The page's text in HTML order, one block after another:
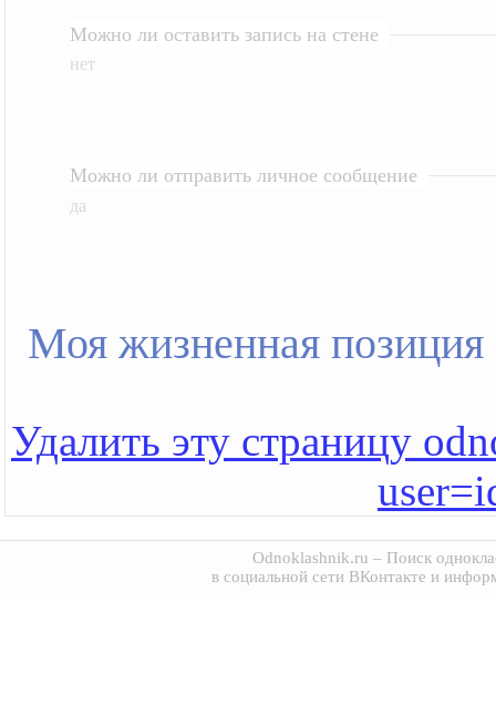
Можно ли оставить запись на стене
нет
Можно ли отправить личное сообщение
да
Моя жизненная позиция
Удалить эту страницу
Odnoklashnik.ru – Поиск
в социальной сети ВКонтакте и